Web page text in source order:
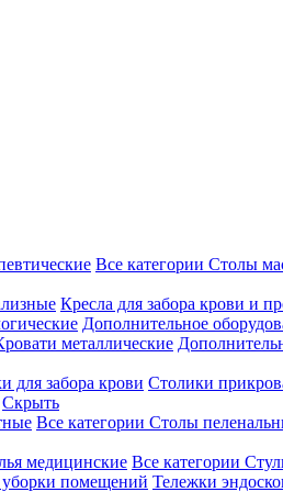
Все категории Столы
Кресла для забора крови и
Дополнительное
металлические
для забора крови Столики
Скрыть
Все категории Столы
медицинские Все категории
помещений Тележки